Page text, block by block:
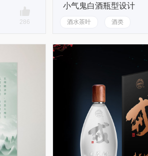
286
小气鬼白酒瓶型设计
酒水茶叶 酒类